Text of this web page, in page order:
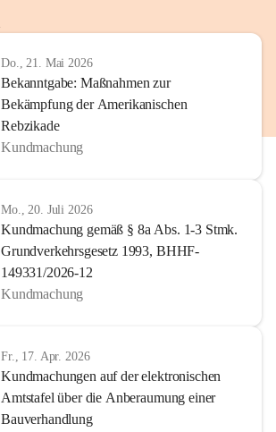
Do., 21. Mai 2026
Bekanntgabe: Maßnahmen zur
Bekämpfung der Amerikanischen
Rebzikade
Kundmachung
Mo., 20. Juli 2026
Kundmachung gemäß § 8a Abs. 1-3 Stmk.
Grundverkehrsgesetz 1993, BHHF-
149331/2026-12
Kundmachung
Fr., 17. Apr. 2026
Kundmachungen auf der elektronischen
Amtstafel über die Anberaumung einer
Bauverhandlung